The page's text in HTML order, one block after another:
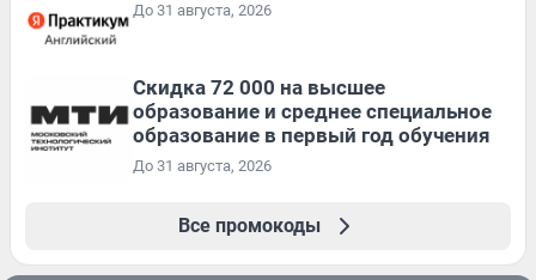
До 31 августа, 2026
Скидка 72 000 на высшее
образование и среднее специальное
образование в первый год обучения
До 31 августа, 2026
Все промокоды